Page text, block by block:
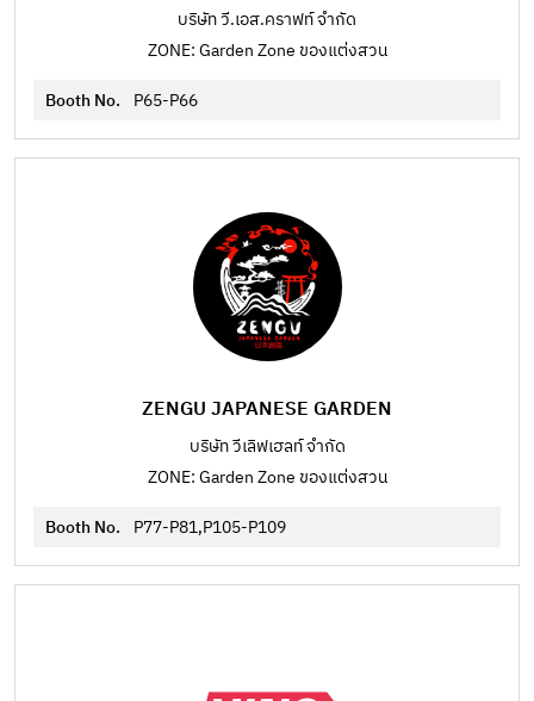
บริษัท วี.เอส.คราฟท์ จำกัด
ZONE: Garden Zone ของแต่งสวน
Booth No. P65-P66
ZENGU JAPANESE GARDEN
บริษัท วีเลิฟเฮลท์ จำกัด
ZONE: Garden Zone ของแต่งสวน
Booth No. P77-P81,P105-P109